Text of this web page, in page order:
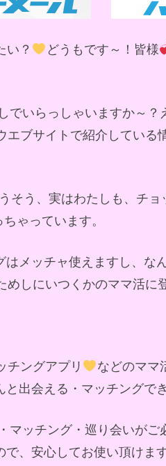
い？ どうもです～！皆様
いらっしゃいますか～？
エブサイトで紹介している
そう、実はわたしも、チ
ゃっています。
メッチャ使えますし、な
しにいつくかのママ活に
チングアプリ などのママ
出会える・マッチングで
マッチング・巡り会いが
、安心してお使い頂けま